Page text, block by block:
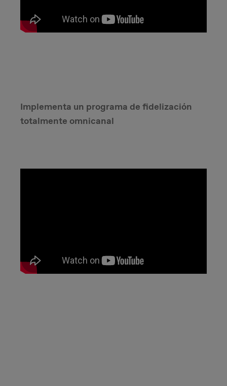
Implementa un programa de fidelización
totalmente omnicanal